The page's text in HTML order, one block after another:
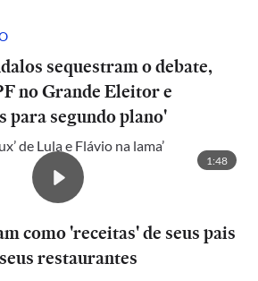
sequestram o debate,
no Grande Eleitor e
para segundo plano'
de Lula e Flávio na lama’
1:48
como 'receitas' de seus pais
restaurantes